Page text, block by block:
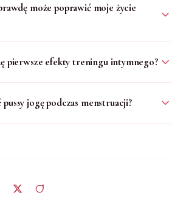
może poprawić moje życie
pierwsze efekty treningu intymnego?
jogę podczas menstruacji?